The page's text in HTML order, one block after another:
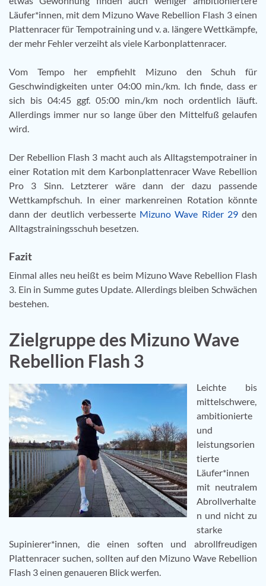
Läufer*innen, mit dem Mizuno Wave Rebellion Flash 3 einen
Plattenracer für Tempotraining und v. a. längere Wettkämpfe,
der mehr Fehler verzeiht als viele Karbonplattenracer.
Vom Tempo her empfiehlt Mizuno den Schuh für
Geschwindigkeiten unter 04:00 min./km. Ich finde, dass er
sich bis 04:45 ggf. 05:00 min./km noch ordentlich läuft.
Allerdings immer nur so lange über den Mittelfuß gelaufen
wird.
Der Rebellion Flash 3 macht auch als Alltagstempotrainer in
einer Rotation mit dem Karbonplattenracer Wave Rebellion
Pro 3 Sinn. Letzterer wäre dann der dazu passende
Wettkampfschuh. In einer markenreinen Rotation könnte
dann der deutlich verbesserte Mizuno Wave Rider 29den
Alltagstrainingsschuh besetzen.
Fazit
Einmal alles neu heißt es beim Mizuno Wave Rebellion Flash
3. Ein in Summe gutes Update. Allerdings bleiben Schwächen
bestehen.
Zielgruppe des Mizuno Wave
Rebellion Flash 3
Leichte bis
mittelschwere,
ambitionierte
und
leistungsorien
tierte
Läufer*innen
mit neutralem
Abrollverhalte
n und nicht zu
starke
Supinierer*innen, die einen soften und abrollfreudigen
Plattenracer suchen, sollten auf den Mizuno Wave Rebellion
Flash 3 einen genaueren Blick werfen.